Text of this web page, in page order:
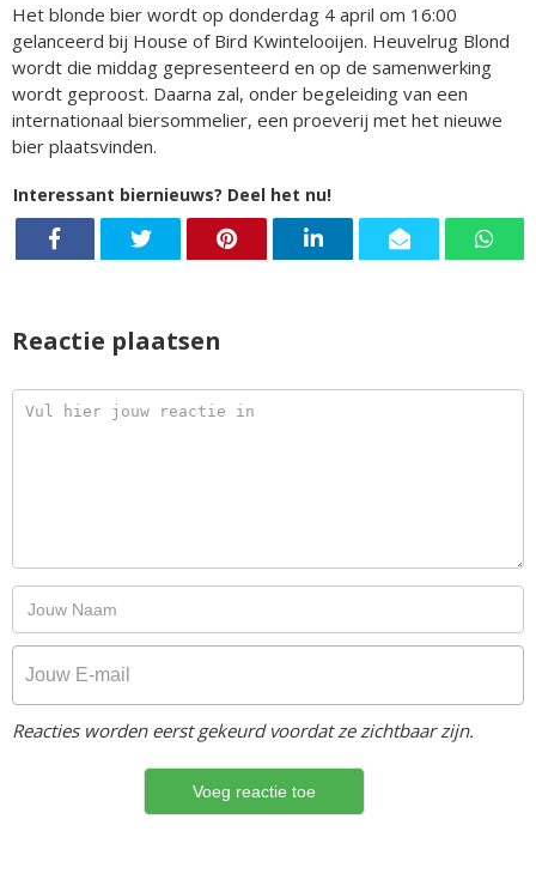
Het blonde bier wordt op donderdag 4 april om 16:00
gelanceerd bij House of Bird Kwintelooijen. Heuvelrug Blond
wordt die middag gepresenteerd en op de samenwerking
wordt geproost. Daarna zal, onder begeleiding van een
internationaal biersommelier, een proeverij met het nieuwe
bier plaatsvinden.
Interessant biernieuws? Deel het nu!
Reactie plaatsen
Reacties worden eerst gekeurd voordat ze zichtbaar zijn.